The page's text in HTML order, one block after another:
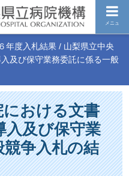
メニュ
年度入札結果 / 山梨県立中央
及び保守業務委託に係る一般
おける文書
入及び保守業
争入札の結